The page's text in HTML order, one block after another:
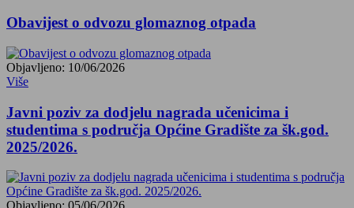
Obavijest o odvozu glomaznog otpada
Objavljeno: 10/06/2026
Više
Javni poziv za dodjelu nagrada učenicima i
studentima s područja Općine Gradište za šk.god.
2025/2026.